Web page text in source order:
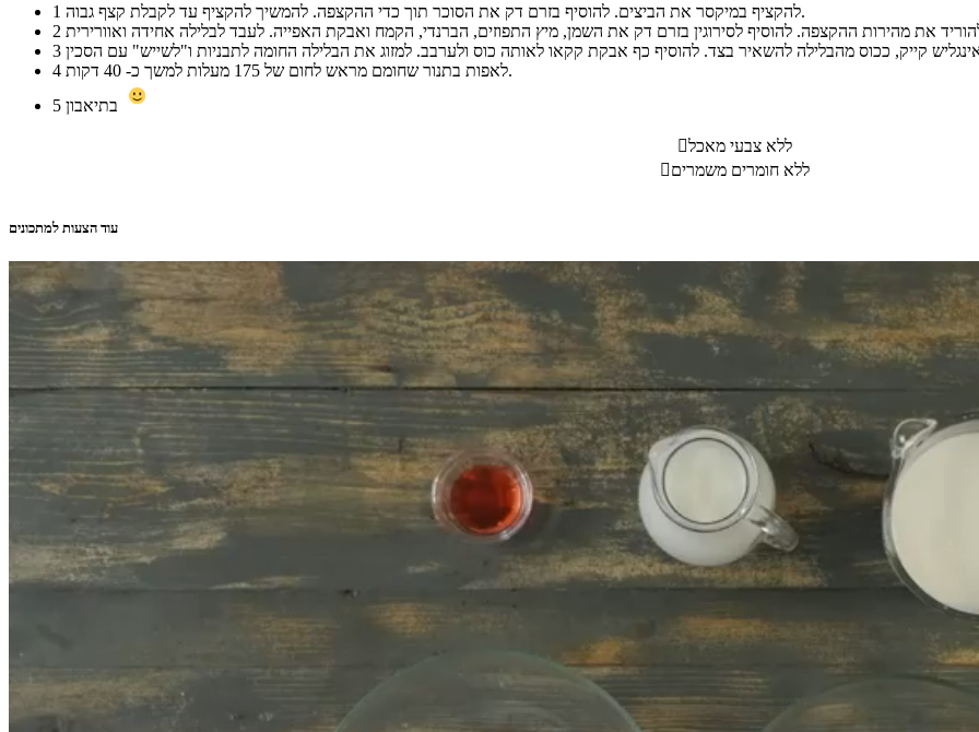
1
להקציף במיקסר את הביצים. להוסיף בזרם דק את הסוכר תוך כדי ההקצפה. להמשיך להקציף עד לקבלת קצף גבוה.
2
3
4
לאפות בתנור שחומם מראש לחום של 175 מעלות למשך כ- 40 דקות.
5
ללא צבעי מאכל
ללא חומרים משמרים
עוד הצעות למתכונים